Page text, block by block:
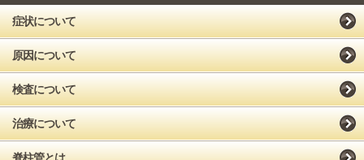
症状について
原因について
検査について
治療について